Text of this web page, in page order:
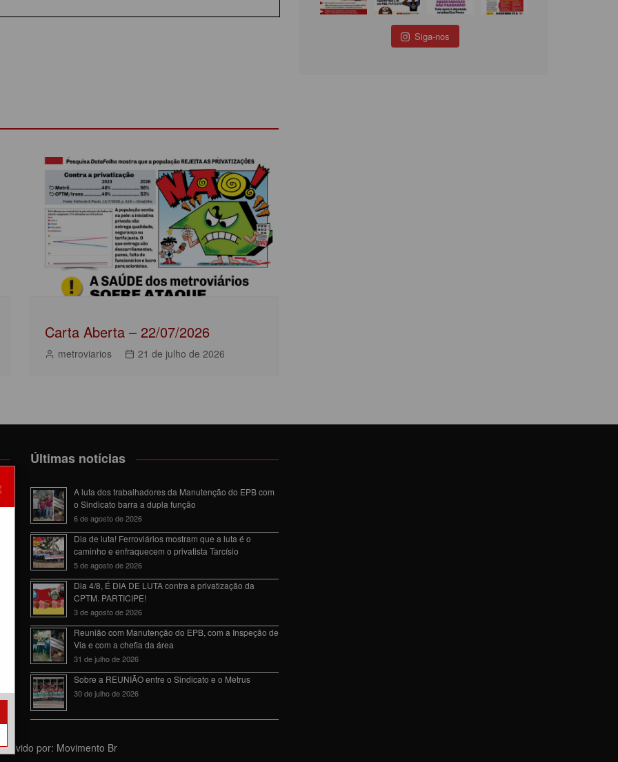
Carta Aberta – 22/07/2026
metroviarios 21 de julho de 2026
Siga-nos
Últimas notícias
A luta dos trabalhadores da Manutenção do EPB com
o Sindicato barra a dupla função
6 de agosto de 2026
Dia de luta! Ferroviários mostram que a luta é o
caminho e enfraquecem o privatista Tarcísio
5 de agosto de 2026
Dia 4/8, É DIA DE LUTA contra a privatização da
CPTM. PARTICIPE!
3 de agosto de 2026
Reunião com Manutenção do EPB, com a Inspeção de
Via e com a chefia da área
31 de julho de 2026
Sobre a REUNIÃO entre o Sindicato e o Metrus
30 de julho de 2026
por: Movimento Br